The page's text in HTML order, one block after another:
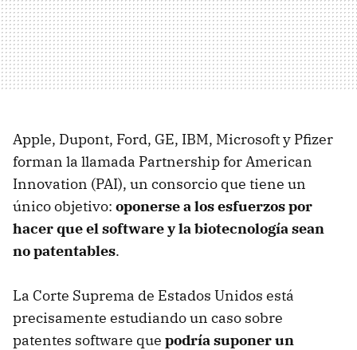
Apple, Dupont, Ford, GE, IBM, Microsoft y Pfizer
forman la llamada Partnership for American
Innovation (PAI), un consorcio que tiene un
único objetivo: oponerse a los esfuerzos por
hacer que el software y la biotecnología sean
no patentables.
La Corte Suprema de Estados Unidos está
precisamente estudiando un caso sobre
patentes software que podría suponer un